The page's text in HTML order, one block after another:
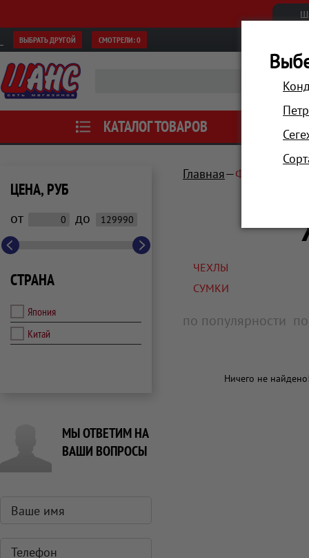
ВЫБРАТЬ ДРУГОЙ СМОТРЕЛИ:0
КАТАЛОГ ТОВАРОВ АКЦИИ
ЦЕНА, РУБ
от до
СТРАНА
Япония
Китай
МЫ ОТВЕТИМ НА
ВАШИ ВОПРОСЫ
Главная Фото и
ЧЕХЛЫ
СУМКИ
по популярности
Ничего не